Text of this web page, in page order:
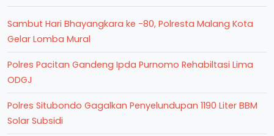
Sambut Hari Bhayangkara ke -80, Polresta Malang Kota
Gelar Lomba Mural
Polres Pacitan Gandeng Ipda Purnomo Rehabiltasi Lima
ODGJ
Polres Situbondo Gagalkan Penyelundupan 1190 Liter BBM
Solar Subsidi